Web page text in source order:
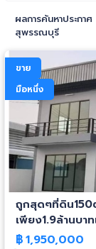
ผลการค้นหาประกา
สุพรรณบุรี
ขาย
มือหนึ่ง
ถูกสุดๆที่ดิน150
เพียง1.9ล้านบา
฿1,950,000